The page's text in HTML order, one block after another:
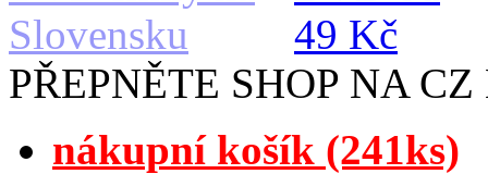
PŘEPNĚTE SHOP NA
nákupní košík (241ks)